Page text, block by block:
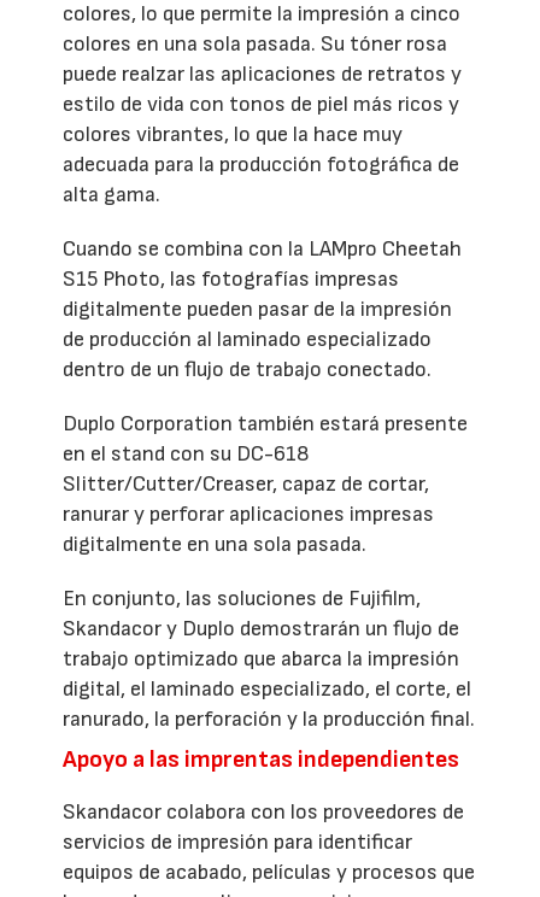
colores, lo que permite la impresión a cinco
colores en una sola pasada. Su tóner rosa
puede realzar las aplicaciones de retratos y
estilo de vida con tonos de piel más ricos y
colores vibrantes, lo que la hace muy
adecuada para la producción fotográfica de
alta gama.
Cuando se combina con la LAMpro Cheetah
S15 Photo, las fotografías impresas
digitalmente pueden pasar de la impresión
de producción al laminado especializado
dentro de un flujo de trabajo conectado.
Duplo Corporation también estará presente
en el stand con su DC-618
Slitter/Cutter/Creaser, capaz de cortar,
ranurar y perforar aplicaciones impresas
digitalmente en una sola pasada.
En conjunto, las soluciones de Fujifilm,
Skandacor y Duplo demostrarán un flujo de
trabajo optimizado que abarca la impresión
digital, el laminado especializado, el corte, el
ranurado, la perforación y la producción final.
Apoyo a las imprentas independientes
Skandacor colabora con los proveedores de
servicios de impresión para identificar
equipos de acabado, películas y procesos que